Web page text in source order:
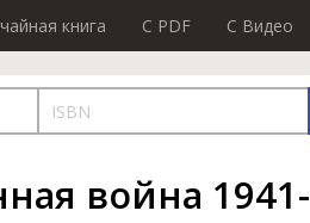
книга C PDF C Видео
война 1941-